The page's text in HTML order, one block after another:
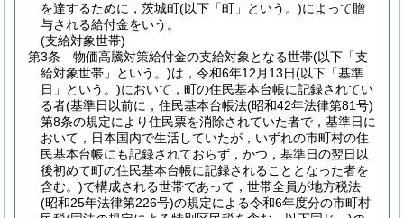
を達するために，茨城町(以下「町」という。)によって贈
与される給付金をいう。
(支給対象世帯)
第3条
物価高騰対策給付金の支給対象となる世帯(以下「支
給対象世帯」という。)は，令和6年12月13日(以下「基準
日」という。)において，町の住民基本台帳に記録されてい
る者(基準日以前に，住民基本台帳法(昭和42年法律第81号)
第8条の規定により住民票を消除されていた者で，基準日に
おいて，日本国内で生活していたが，いずれの市町村の住
民基本台帳にも記録されておらず，かつ，基準日の翌日以
後初めて町の住民基本台帳に記録されることとなった者を
含む。)で構成される世帯であって，世帯全員が地方税法
(昭和25年法律第226号)の規定による令和6年度分の市町村